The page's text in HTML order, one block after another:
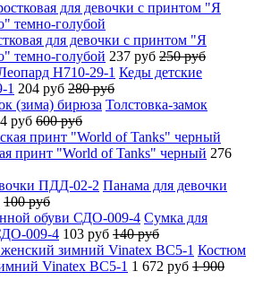
для девочки с принтом "Я
темно-голубой 237 руб 250 руб
Кеды детские
1 204 руб 280 руб
Толстовка-замок
руб 600 руб
принт "World of Tanks" черный 276
Панама для девочки
100 руб
Сумка для
009-4 103 руб 140 руб
Костюм
Vinatex BC5-1 1 672 руб 1 900